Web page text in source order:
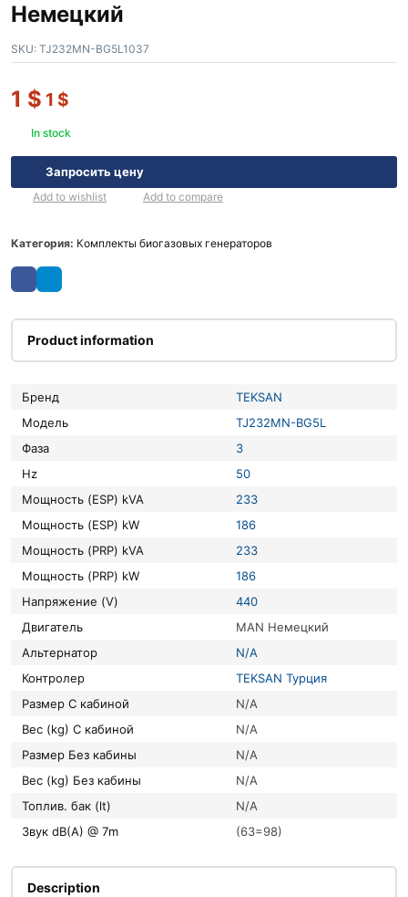
Немецкий
SKU: TJ232MN-BG5L1037
1 $ 1 $
In stock
Запросить цену
Add to wishlist Add to compare
Категория: Комплекты биогазовых генераторов
Product information
Бренд
TEKSAN
Модель
TJ232MN-BG5L
Фаза
3
Hz
50
Мощность (ESP) kVA
233
Мощность (ESP) kW
186
Мощность (PRP) kVA
233
Мощность (PRP) kW
186
Напряжение (V)
440
Двигатель
MAN Немецкий
Альтернатор
N/A
Контролер
TEKSAN Турция
Размер С кабиной
N/A
Вес (kg) С кабиной
N/A
Размер Без кабины
N/A
Вес (kg) Без кабины
N/A
Топлив. бак (lt)
N/A
Звук dB(A) @ 7m
(63=98)
Description